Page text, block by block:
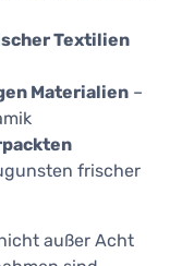
Textilien
Materialien –
frischer
außer Acht